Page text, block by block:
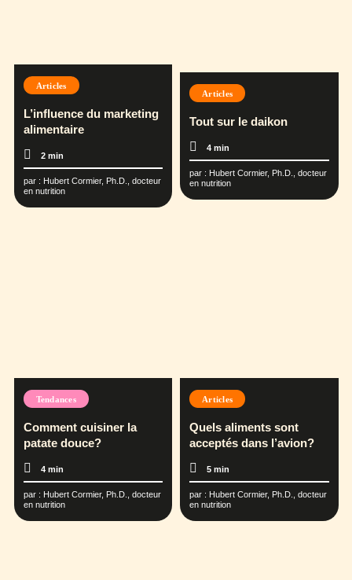
Articles
L’influence du marketing
alimentaire
2 min
par : Hubert Cormier, Ph.D., docteur
en nutrition
Articles
Tout sur le daikon
4 min
par : Hubert Cormier, Ph.D., docteur
en nutrition
Tendances
Comment cuisiner la
patate douce?
4 min
par : Hubert Cormier, Ph.D., docteur
en nutrition
Articles
Quels aliments sont
acceptés dans l’avion?
5 min
par : Hubert Cormier, Ph.D., docteur
en nutrition